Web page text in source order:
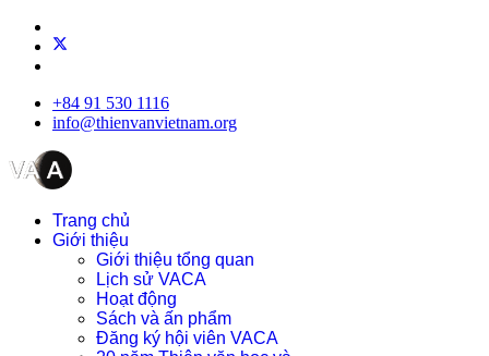
+84 91 530 1116
info@thienvanvietnam.org
Trang chủ
Giới thiệu
Giới thiệu tổng quan
Lịch sử VACA
Hoạt động
Sách và ấn phẩm
Đăng ký hội viên VACA